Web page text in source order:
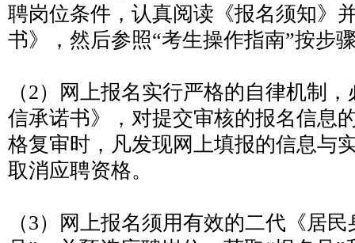
聘岗位条件，认真阅读《报名须知》
书》，然后参照“考生操作指南”按步
（2）网上报名实行严格的自律机制
信承诺书》，对提交审核的报名信息
格复审时，凡发现网上填报的信息与
取消应聘资格。
（3）网上报名须用有效的二代《居